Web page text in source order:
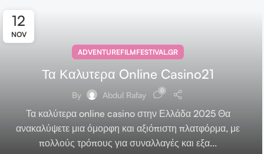
12
NOV
ADVENTUREFILMFESTIVAL.GR
Τα Καλυτερα Online Casino21
By Abdul Rafay 0
Τα καλύτερα online casino στην Ελλάδα 2025 Θα
ανακαλύψετε μια όμορφη και αξιόπιστη πλατφόρμα, με
πολλούς τρόπους για συναλλαγές και εξα...